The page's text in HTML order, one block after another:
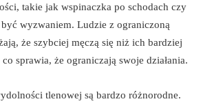
takie jak wspinaczka po schodach czy
wyzwaniem. Ludzie z ograniczoną
że szybciej męczą się niż ich bardziej
sprawia, że ograniczają swoje działania.
tlenowej są bardzo różnorodne.